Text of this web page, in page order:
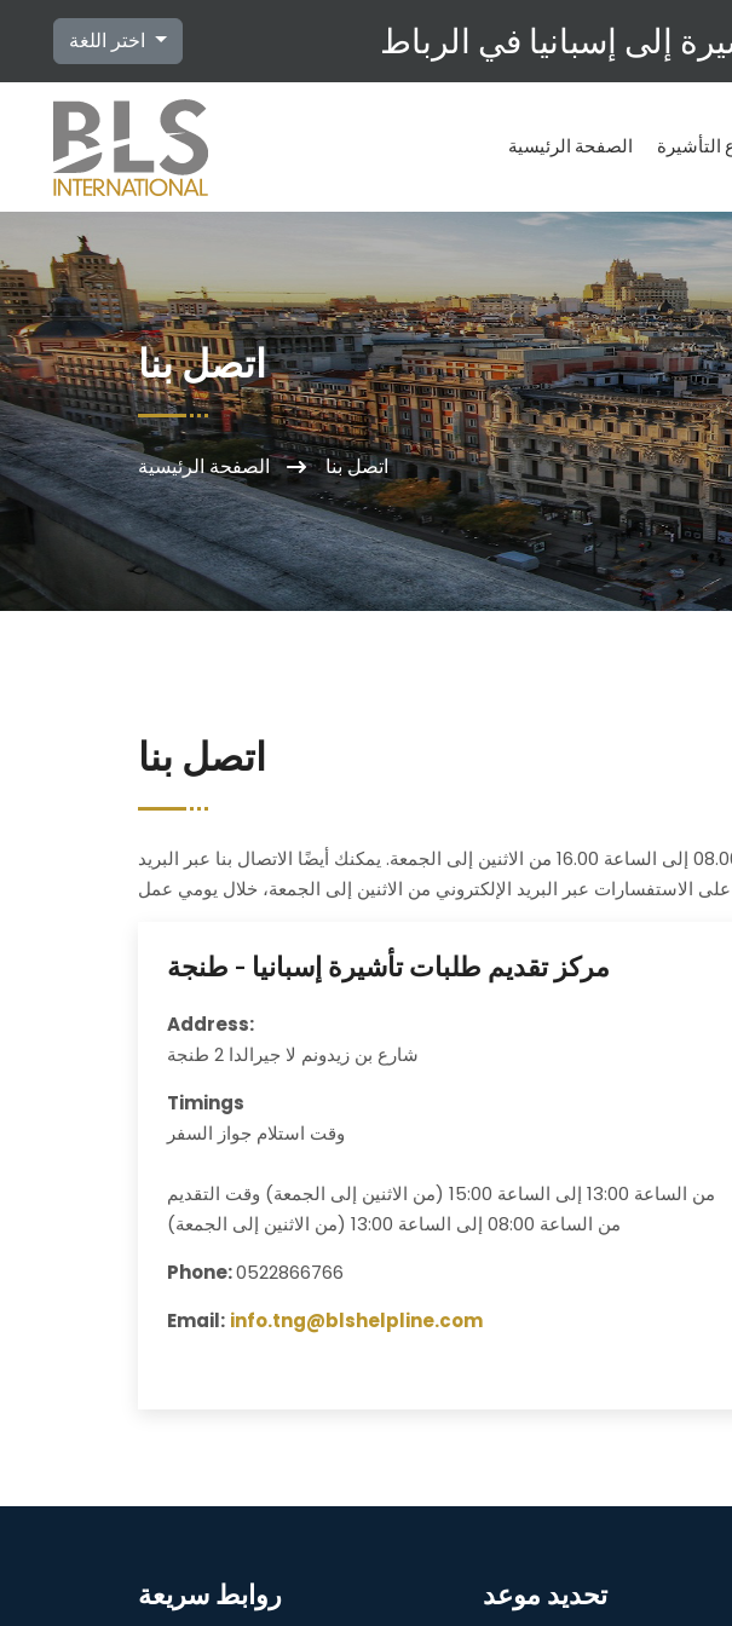
إلى إسبانيا في الرباط
الصفحة الرئيسية التأشيرة
اتصل بنا
الصفحة الرئيسية اتصل بنا
اتصل بنا
لأية استفسارات يرجى الاتصال بنا على الأرقام أدناه. سنرد على المكالمات الهاتفية من الساعة 08.00 إلى الساعة 16.00 من الاثنين إلى الجمعة. يمكنك أيضًا الاتصال بنا عبر البريد
مركز تقديم طلبات تأشيرة إسبانيا - طنجة
Address:
شارع بن زيدونم لا جيرالدا 2 طنجة
Timings
وقت استلام جواز السفر
من الساعة 13:00 إلى الساعة 15:00 (من الاثنين إلى الجمعة) وقت التقديم
من الساعة 08:00 إلى الساعة 13:00 (من الاثنين إلى الجمعة)
Phone:0522866766
Email: info.tng@blshelpline.com
روابط سريعة تحديد موعد